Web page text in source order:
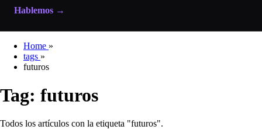
Hablemos →
Home »
tags »
futuros
Tag: futuros
Todos los artículos con la etiqueta "futuros".